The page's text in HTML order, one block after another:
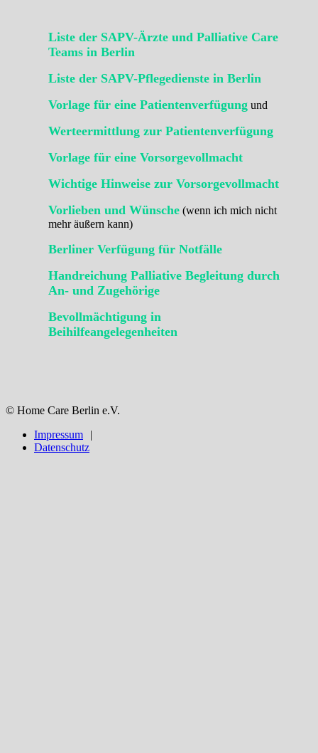
Liste der SAPV-Ärzte und Palliative Care
Teams in Berlin
Liste der SAPV-Pflegedienste in Berlin
Vorlage für eine Patientenverfügung und
Werteermittlung zur Patientenverfügung
Vorlage für eine Vorsorgevollmacht
Wichtige Hinweise zur Vorsorgevollmacht
Vorlieben und Wünsche (wenn ich mich nicht
mehr äußern kann)
Berliner Verfügung für Notfälle
Handreichung Palliative Begleitung durch
An- und Zugehörige
Bevollmächtigung in
Beihilfeangelegenheiten
© Home Care Berlin e.V.
Impressum
Datenschutz